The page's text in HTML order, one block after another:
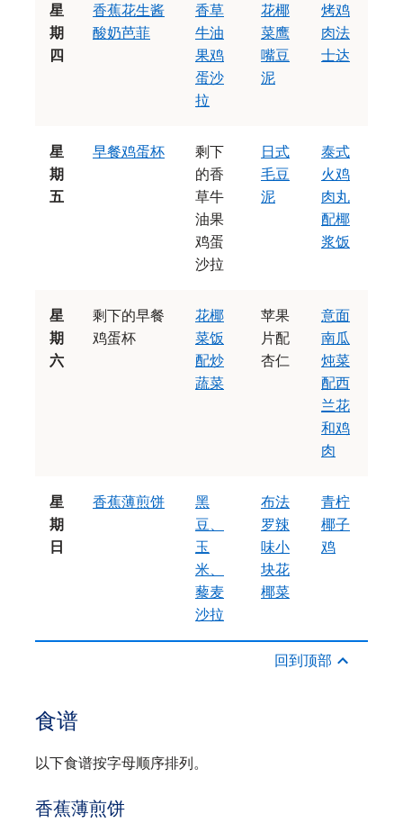
星
期
四
香蕉花生酱
酸奶芭菲
香草
牛油
果鸡
蛋沙
拉
花椰
菜鹰
嘴豆
泥
烤鸡
肉法
士达
星
期
五
早餐鸡蛋杯
剩下
的香
草牛
油果
鸡蛋
沙拉
日式
毛豆
泥
泰式
火鸡
肉丸
配椰
浆饭
星
期
六
剩下的早餐
鸡蛋杯
花椰
菜饭
配炒
蔬菜
苹果
片配
杏仁
意面
南瓜
炖菜
配西
兰花
和鸡
肉
星
期
日
香蕉薄煎饼
黑
豆、
玉
米、
藜麦
沙拉
布法
罗辣
味小
块花
椰菜
青柠
椰子
鸡
回到顶部
食谱
以下食谱按字母顺序排列。
香蕉薄煎饼